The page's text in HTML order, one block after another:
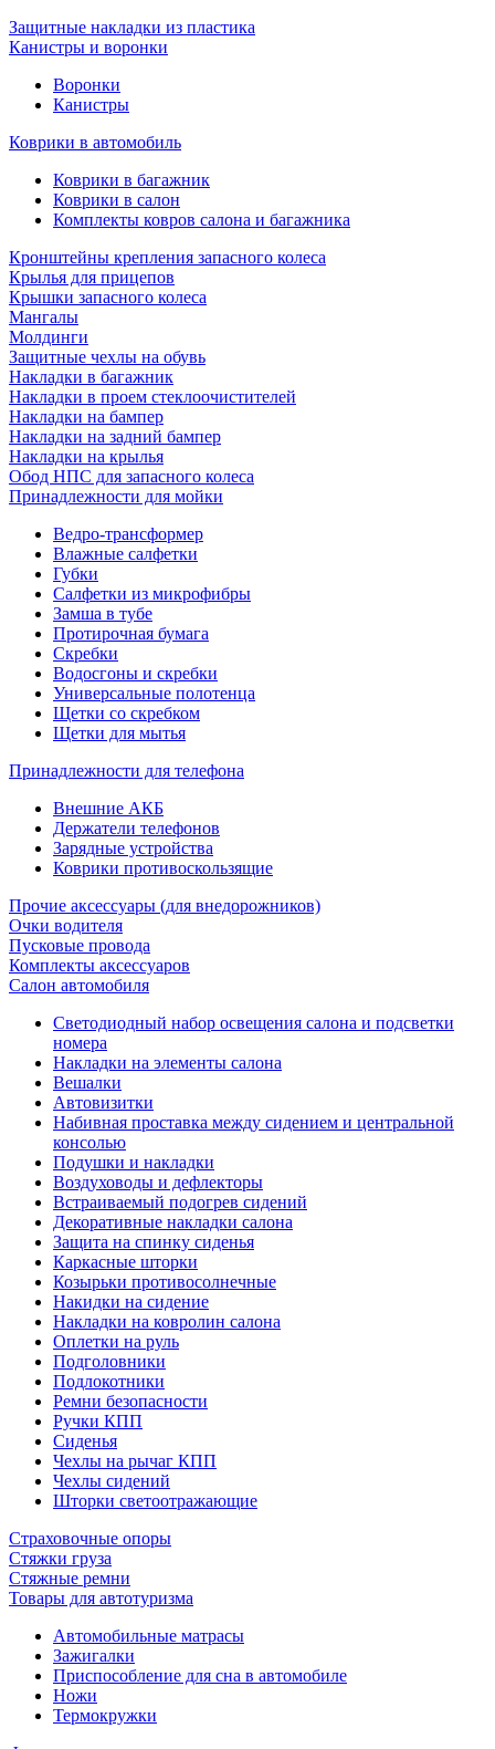
Защитные накладки из пластика
Канистры и воронки
Воронки
Канистры
Коврики в автомобиль
Коврики в багажник
Коврики в салон
Комплекты ковров салона и багажника
Кронштейны крепления запасного колеса
Крылья для прицепов
Крышки запасного колеса
Мангалы
Молдинги
Защитные чехлы на обувь
Накладки в багажник
Накладки в проем стеклоочистителей
Накладки на бампер
Накладки на задний бампер
Накладки на крылья
Обод НПС для запасного колеса
Принадлежности для мойки
Ведро-трансформер
Влажные салфетки
Губки
Салфетки из микрофибры
Замша в тубе
Протирочная бумага
Скребки
Водосгоны и скребки
Универсальные полотенца
Щетки со скребком
Щетки для мытья
Принадлежности для телефона
Внешние АКБ
Держатели телефонов
Зарядные устройства
Коврики противоскользящие
Прочие аксессуары (для внедорожников)
Очки водителя
Пусковые провода
Комплекты аксессуаров
Салон автомобиля
Светодиодный набор освещения салона и подсветки
номера
Накладки на элементы салона
Вешалки
Автовизитки
Набивная проставка между сидением и центральной
консолью
Подушки и накладки
Воздуховоды и дефлекторы
Встраиваемый подогрев сидений
Декоративные накладки салона
Защита на спинку сиденья
Каркасные шторки
Козырьки противосолнечные
Накидки на сидение
Накладки на ковролин салона
Оплетки на руль
Подголовники
Подлокотники
Ремни безопасности
Ручки КПП
Сиденья
Чехлы на рычаг КПП
Чехлы сидений
Шторки светоотражающие
Страховочные опоры
Стяжки груза
Стяжные ремни
Товары для автотуризма
Автомобильные матрасы
Зажигалки
Приспособление для сна в автомобиле
Ножи
Термокружки